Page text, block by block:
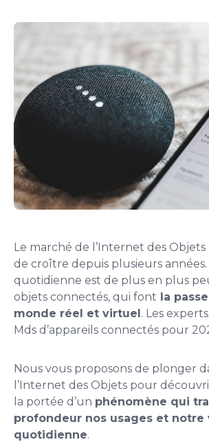
Le marché de l’Internet des Objets
de croître depuis plusieurs
quotidienne est de plus en plus
objets connectés, qui font la
monde réel et virtuel. Les
Mds d’appareils connectés pour
Nous vous proposons de plonger
l’Internet des Objets pour
la portée d’un phénomène qui
profondeur nos usages et notre
quotidienne.